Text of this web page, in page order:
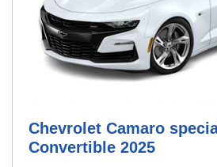
Chevrolet Camaro
Convertible 2025